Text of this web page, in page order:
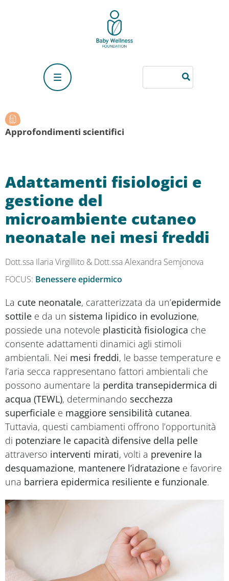
Approfondimenti scientifici
Adattamenti fisiologici e
gestione del
microambiente cutaneo
neonatale nei mesi freddi
Dott.ssa Ilaria Virgillito & Dott.ssa Alexandra Semjonova
FOCUS: Benessere epidermico
La cute neonatale, caratterizzata da un’epidermide
sottile e da un sistema lipidico in evoluzione,
possiede una notevole plasticità fisiologica che
consente adattamenti dinamici agli stimoli
ambientali. Nei mesi freddi, le basse temperature e
l’aria secca rappresentano fattori ambientali che
possono aumentare la perdita transepidermica di
acqua (TEWL), determinando secchezza
superficiale e maggiore sensibilità cutanea.
Tuttavia, questi cambiamenti offrono l’opportunità
di potenziare le capacità difensive della pelle
attraverso interventi mirati, volti a prevenire la
desquamazione, mantenere l’idratazione e favorire
una barriera epidermica resiliente e funzionale.